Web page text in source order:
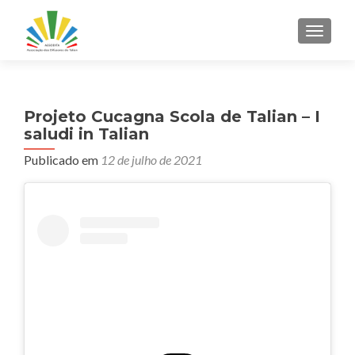
Projeto Cucagna Scola de Talian – I
saludi in Talian
Publicado em 12 de julho de 2021